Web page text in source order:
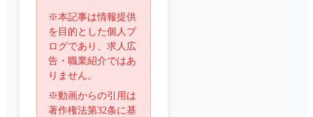
※本記事は情報提供
を目的とした個人ブ
ログであり、求人広
告・職業紹介ではあ
りません。
※動画からの引用は
著作権法第32条に基